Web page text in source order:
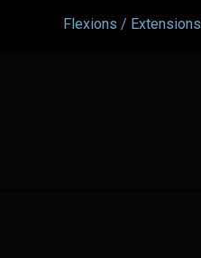
Flexions / Extensions